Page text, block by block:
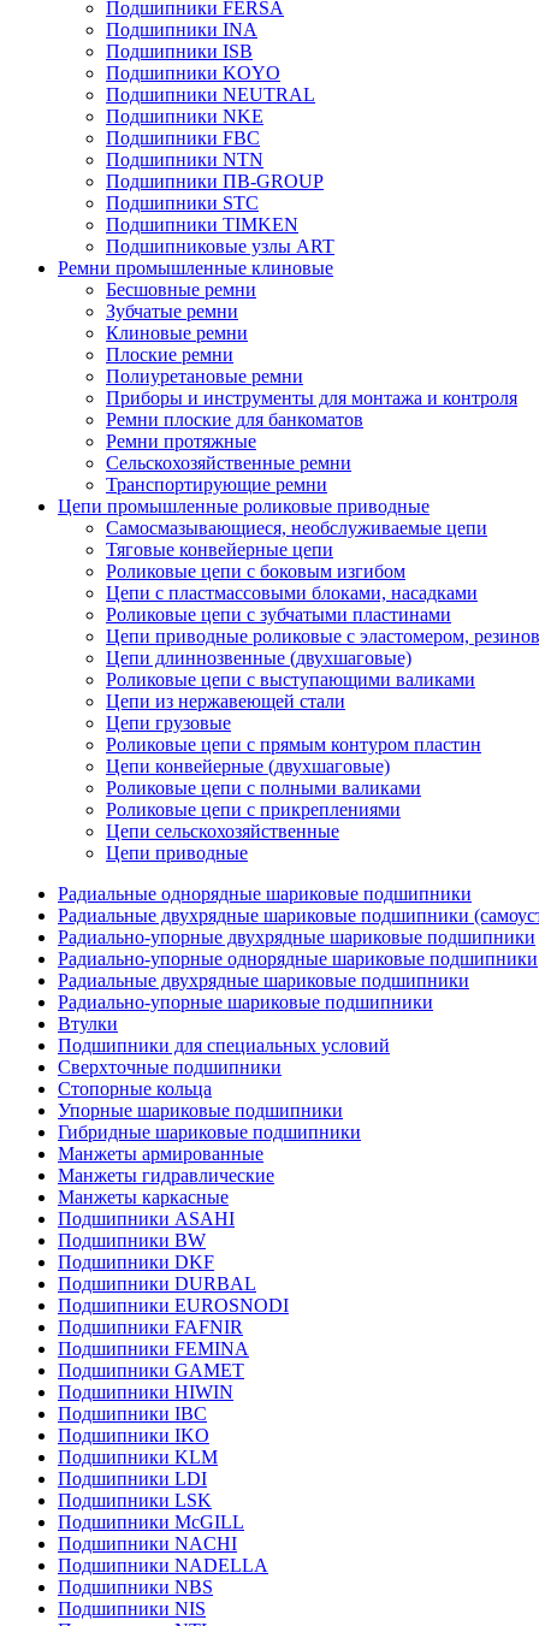
Подшипники FERSA
Подшипники INA
Подшипники ISB
Подшипники KOYO
Подшипники NEUTRAL
Подшипники NKE
Подшипники FBC
Подшипники NTN
Подшипники ПВ-GROUP
Подшипники STC
Подшипники TIMKEN
Подшипниковые узлы ART
Ремни промышленные клиновые
Бесшовные ремни
Зубчатые ремни
Клиновые ремни
Плоские ремни
Полиуретановые ремни
Приборы и инструменты для монтажа и контроля
Ремни плоские для банкоматов
Ремни протяжные
Сельскохозяйственные ремни
Транспортирующие ремни
Цепи промышленные роликовые приводные
Самосмазывающиеся, необслуживаемые цепи
Тяговые конвейерные цепи
Роликовые цепи с боковым изгибом
Цепи с пластмассовыми блоками, насадками
Роликовые цепи с зубчатыми пластинами
Цепи приводные роликовые с эластомером,
Цепи длиннозвенные (двухшаговые)
Роликовые цепи с выступающими валиками
Цепи из нержавеющей стали
Цепи грузовые
Роликовые цепи с прямым контуром пластин
Цепи конвейерные (двухшаговые)
Роликовые цепи с полными валиками
Роликовые цепи с прикреплениями
Цепи сельскохозяйственные
Цепи приводные
Радиальные однорядные шариковые подшипники
Радиальные двухрядные шариковые подшипники
Радиально-упорные двухрядные шариковые подшипники
Радиально-упорные однорядные шариковые подшипники
Радиальные двухрядные шариковые подшипники
Радиально-упорные шариковые подшипники
Втулки
Подшипники для специальных условий
Сверхточные подшипники
Стопорные кольца
Упорные шариковые подшипники
Гибридные шариковые подшипники
Манжеты армированные
Манжеты гидравлические
Манжеты каркасные
Подшипники ASAHI
Подшипники BW
Подшипники DKF
Подшипники DURBAL
Подшипники EUROSNODI
Подшипники FAFNIR
Подшипники FEMINA
Подшипники GAMET
Подшипники HIWIN
Подшипники IBC
Подшипники IKO
Подшипники KLM
Подшипники LDI
Подшипники LSK
Подшипники McGILL
Подшипники NACHI
Подшипники NADELLA
Подшипники NBS
Подшипники NIS